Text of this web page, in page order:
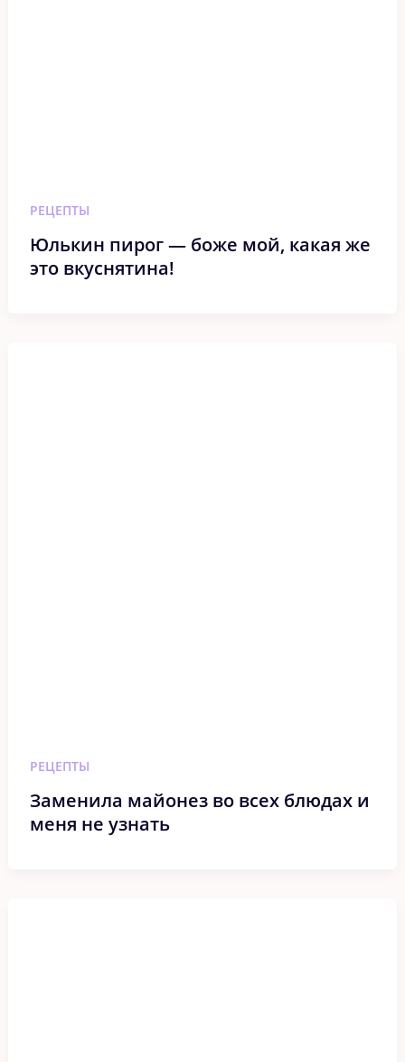
РЕЦЕПТЫ
Юлькин пирог — боже мой, какая же
это вкуснятина!
РЕЦЕПТЫ
Заменила майонез во всех блюдах и
меня не узнать